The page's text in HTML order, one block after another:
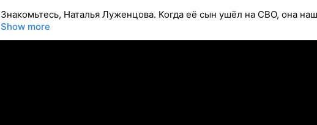
Знакомьтесь, Наталья Луженцова. Когда её сын ушёл на СВО, она
Show more